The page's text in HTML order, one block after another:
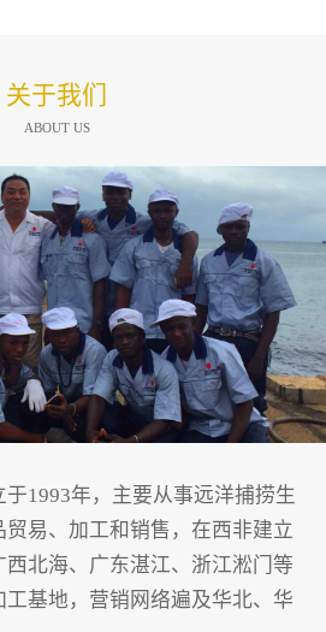
关于我们
ABOUT US
1993年，主要从事远洋捕捞生
易、加工和销售，在西非建立
北海、广东湛江、浙江淞门等
基地，营销网络遍及华北、华